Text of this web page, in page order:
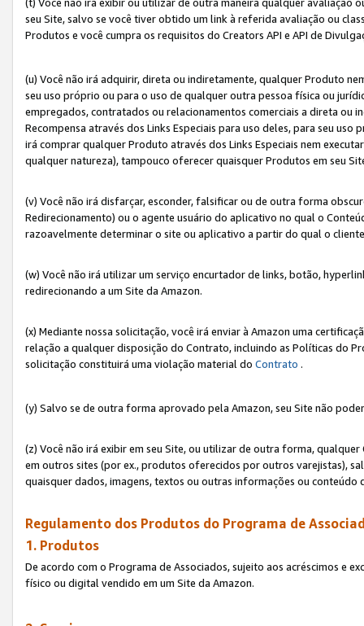
seu Site, salvo se você tiver obtido um link à referida avaliação ou
Produtos e você cumpra os requisitos do Creators API e API de
(u) Você não irá adquirir, direta ou indiretamente, qualquer Produto
seu uso próprio ou para o uso de qualquer outra pessoa física ou
empregados, contratados ou relacionamentos comerciais a direta ou
Recompensa através dos Links Especiais para uso deles, para seu
irá comprar qualquer Produto através dos Links Especiais nem
qualquer natureza), tampouco oferecer quaisquer Produtos em seu
(v) Você não irá disfarçar, esconder, falsificar ou de outra forma
Redirecionamento) ou o agente usuário do aplicativo no qual o
razoavelmente determinar o site ou aplicativo a partir do qual o
(w) Você não irá utilizar um serviço encurtador de links, botão,
redirecionando a um Site da Amazon.
(x) Mediante nossa solicitação, você irá enviar à Amazon uma
relação a qualquer disposição do Contrato, incluindo as Políticas do
solicitação constituirá uma violação material do Contrato .
(y) Salvo se de outra forma aprovado pela Amazon, seu Site não
(z) Você não irá exibir em seu Site, ou utilizar de outra forma,
em outros sites (por ex., produtos oferecidos por outros varejistas),
quaisquer dados, imagens, textos ou outras informações ou
Regulamento dos Produtos do Programa de
1. Produtos
De acordo com o Programa de Associados, sujeito aos acréscimos e
físico ou digital vendido em um Site da Amazon.